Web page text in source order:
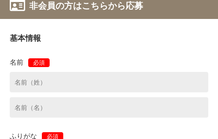
非会員の方はこちらから応募
基本情報
名前 必須
ふりがな 必須